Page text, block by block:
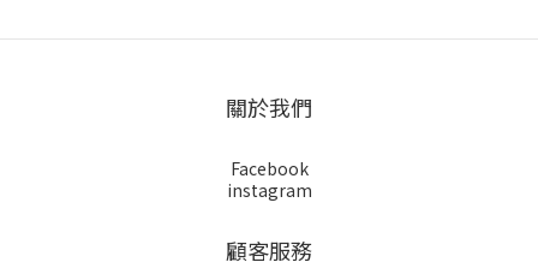
關於我們
Facebook
instagram
顧客服務